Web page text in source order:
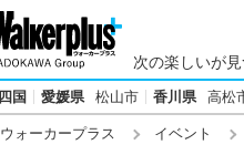
次の楽しいが見
四国 愛媛県 松山市 香川県 高松
ウォーカープラス イベント